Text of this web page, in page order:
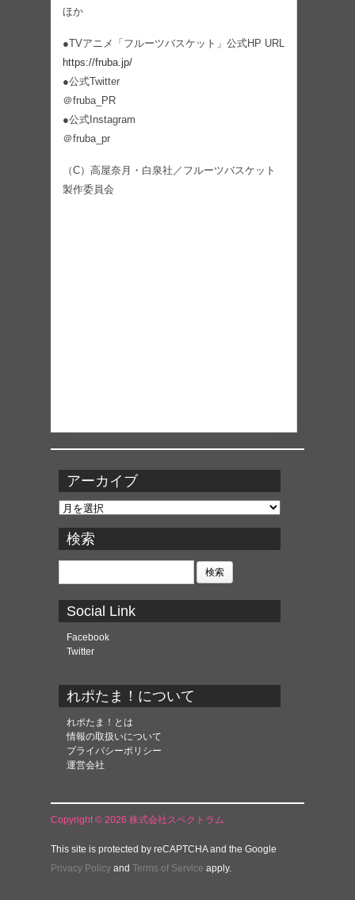
ほか
●TVアニメ「フルーツバスケット」公式HP URL
https://fruba.jp/
●公式Twitter
＠fruba_PR
●公式Instagram
＠fruba_pr
（C）高屋奈月・白泉社／フルーツバスケット
製作委員会
アーカイブ
ア
カ
イ
ブ
検索
検
Social Link
Facebook
Twitter
れポたま！について
れポたま！とは
情報の取扱いについて
プライバシーポリシー
運営会社
Copyright © 2026 株式会社スペクトラム
This site is protected by reCAPTCHA and the Google
Privacy Policy and Terms of Service apply.